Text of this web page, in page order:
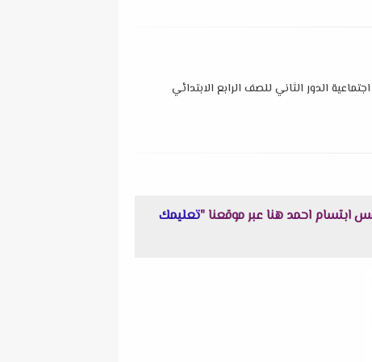
الدور الثاني للصف الرابع الابتدائي
تعليمك